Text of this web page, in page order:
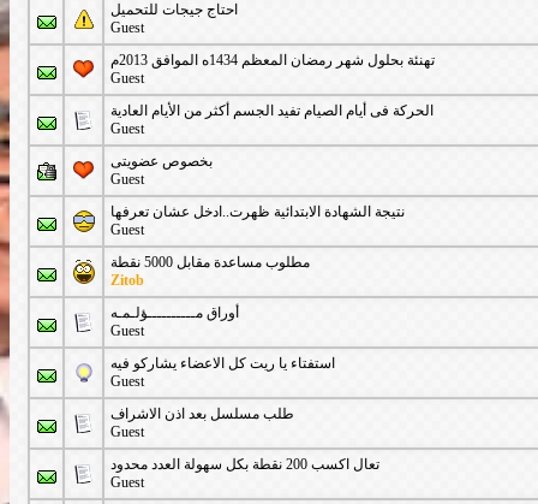
احتاج جيجات للتحميل
Guest
تهنئة بحلول شهر رمضان المعظم 1434ه الموافق 2013م
Guest
الحركة فى أيام الصيام تفيد الجسم أكثر من الأيام العادية
Guest
بخصوص عضويتى
Guest
نتيجة الشهادة الابتدائية ظهرت..ادخل عشان تعرفها
Guest
مطلوب مساعدة مقابل 5000 نقطة
Zitob
أوراق مــــــــــؤلـمـه
Guest
استفتاء يا ريت كل الاعضاء يشاركو فيه
Guest
طلب مسلسل بعد اذن الاشراف
Guest
تعال اكسب 200 نقطة بكل سهولة العدد محدود
Guest